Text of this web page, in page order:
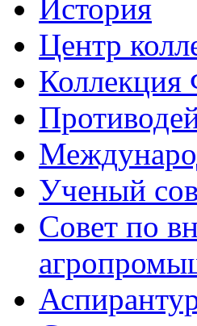
История
Центр
Ученый
Совет по